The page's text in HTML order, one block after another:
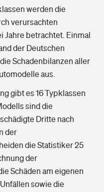
werden die
verursachten
Jahre betrachtet. Einmal
der Deutschen
Schadenbilanzen aller
aus.
gibt es 16 Typklassen
sind die
Dritte nach
der
die Statistiker 25
der
Schäden am eigenen
sowie die